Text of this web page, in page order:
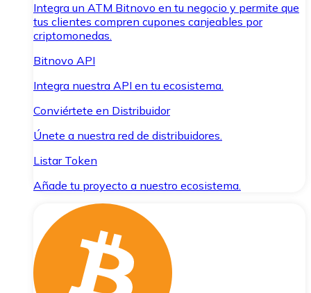
Integra un ATM Bitnovo en tu negocio y permite que
tus clientes compren cupones canjeables por
criptomonedas.
Bitnovo API
Integra nuestra API en tu ecosistema.
Conviértete en Distribuidor
Únete a nuestra red de distribuidores.
Listar Token
Añade tu proyecto a nuestro ecosistema.